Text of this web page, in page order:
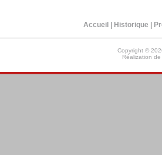
Accueil Historique
Copyright ©
Réalization de